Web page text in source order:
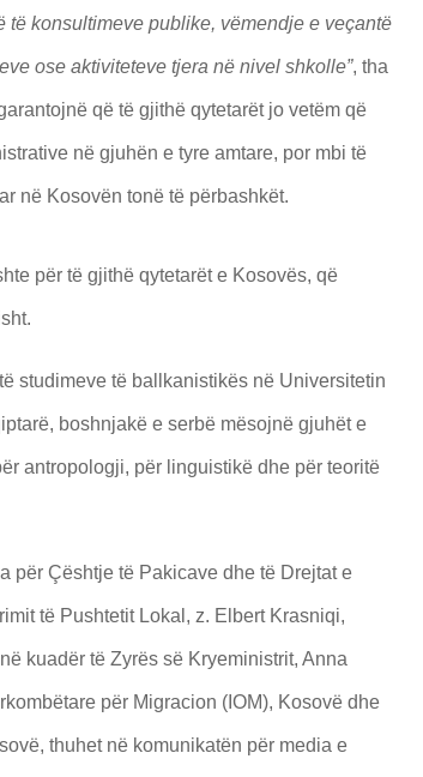
të konsultimeve publike, vëmendje e veçantë
ose aktiviteteve tjera në nivel shkolle”, tha
ë që të gjithë qytetarët jo vetëm që
në gjuhën e tyre amtare, por mbi të
në Kosovën tonë të përbashkët.
për të gjithë qytetarëte Kosovës, që
studimeve të ballkanistikës në Universitetin
boshnjakë e serbë mësojnë gjuhët e
antropologji, për linguistikë dhe për teoritë
për Çështje të Pakicave dhe të Drejtat e
të Pushtetit Lokal, z. Elbert Krasniqi,
kuadër të Zyrës së Kryeministrit, Anna
për Migracion (IOM), Kosovë dhe
thuhet në komunikatën për media e